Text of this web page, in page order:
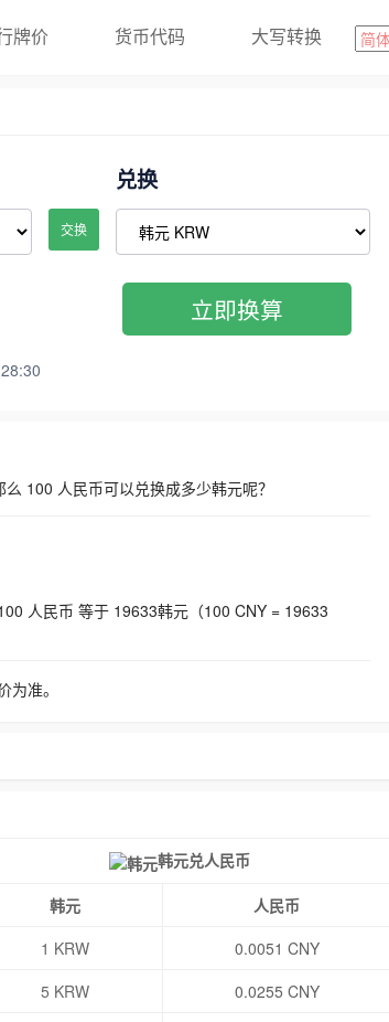
牌价 货币代码 大写转换
交换
兑换
立即换算
100 人民币可以兑换成多少韩元呢？
人民币 等于 19633韩元（100 CNY = 19633
准。
韩元兑人民币
韩元
人民币
1 KRW
0.0051 CNY
5 KRW
0.0255 CNY